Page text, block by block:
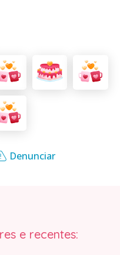
Denunciar
e recentes: